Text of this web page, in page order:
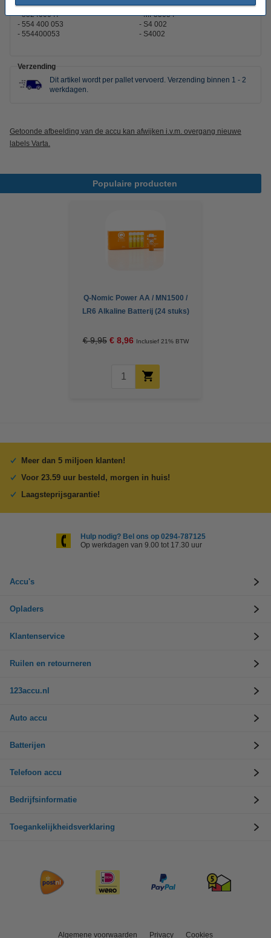
552 400 047
552400047
554 400 053
554400053
MF54459
MF55054
S4 002
S4002
Verzending
Dit artikel wordt per pallet vervoerd. Verzending binnen 1 - 2
werkdagen.
Getoonde afbeelding van de accu kan afwijken i.v.m. overgang nieuwe
labels Varta.
Populaire producten
Q-Nomic Power AA / MN1500 /
LR6 Alkaline Batterij (24 stuks)
€ 9,95 € 8,96 Inclusief 21% BTW
Meer dan 5 miljoen klanten!
Voor 23.59 uur besteld, morgen in huis!
Laagsteprijsgarantie!
Hulp nodig? Bel ons op 0294-787125
Op werkdagen van 9.00 tot 17.30 uur
Accu's
Opladers
Klantenservice
Ruilen en retourneren
123accu.nl
Auto accu
Batterijen
Telefoon accu
Bedrijfsinformatie
Toegankelijkheidsverklaring
Algemene voorwaarden Privacy Cookies